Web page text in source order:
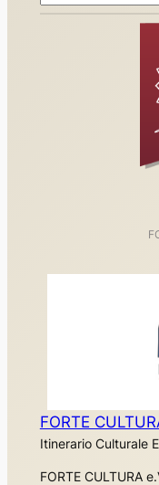
FORTE
Itinerario Culturale
FORTE CULTURA